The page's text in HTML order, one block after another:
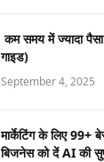
कम समय में ज्यादा
गाइड)
September 4, 2025
मार्केटिंग के लिए 99+
बिजनेस को दें AI की